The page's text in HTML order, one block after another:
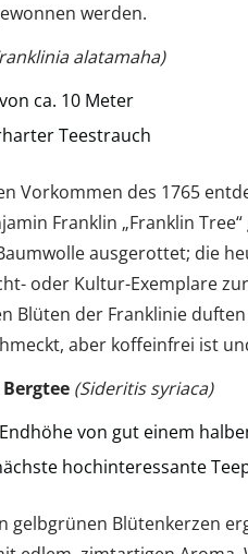
werden.
alatamaha)
ca. 10 Meter
Teestrauch
Vorkommen des 1765
Franklin „Franklin
ausgerottet; die
oder Kultur-Exemplare
Blüten der Franklinie
aber koffeinfrei ist
(Sideritis syriaca)
von gut einem
hochinteressante
gelbgrünen Blütenkerzen